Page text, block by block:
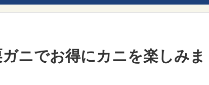
ニでお得にカニを楽しみま